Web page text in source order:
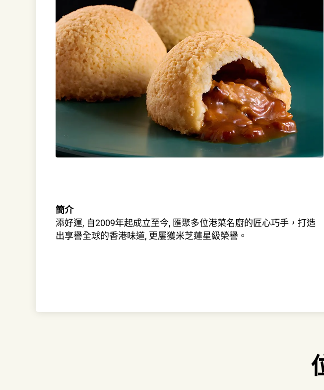
簡介
添好運, 自2009年起成立至今, 匯聚多位港菜名廚的匠心巧手，打造
出享譽全球的香港味道, 更屢獲米芝蓮星級榮譽。